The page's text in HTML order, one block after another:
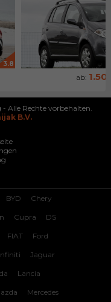
3.8
ab:
Alle Rechte vorbehalten.
B.V.
BYD Chery
Cupra DS
FIAT Ford
Jaguar
Lancia
Mercedes